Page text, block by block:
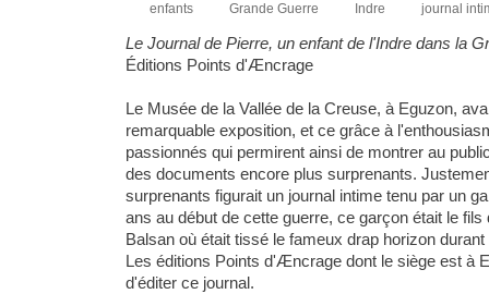
enfants Grande Guerre Indre journal
Le Journal de Pierre, un enfant de l'Indre dans la
Éditions Points d'Æncrage
Le Musée de la Vallée de la Creuse, à Eguzon,
remarquable exposition, et ce grâce à
passionnés qui permirent ainsi de montrer au
des documents encore plus surprenants.
surprenants figurait un journal intime tenu par un
ans au début de cette guerre, ce garçon était le
Balsan où était tissé le fameux drap horizon
Les éditions Points d'Æncrage dont le siège est à
d'éditer ce journal.